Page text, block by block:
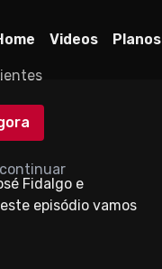
Videos Planos
Fidalgo e
episódio vamos